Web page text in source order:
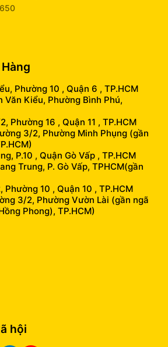
Phường 10 , Quận 6 , TP.HCM
Kiểu, Phường Bình Phú,
Phường 16 , Quận 11 , TP.HCM
3/2, Phường Minh Phụng (gần
P.10 , Quận Gò Vấp , TP.HCM
Trung, P. Gò Vấp, TPHCM(gần
10 , Quận 10 , TP.HCM
3/2, Phường Vườn Lài (gần ngã
Phong), TP.HCM)
hội